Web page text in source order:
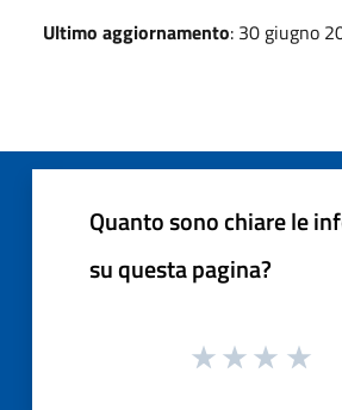
Ultimo aggiornamento: 30 giugno
Quanto sono chiare le
su questa pagina?